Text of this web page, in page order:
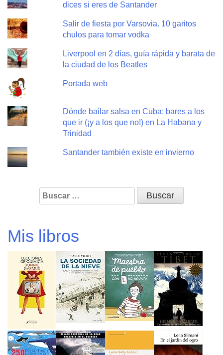
dices si eres de Santander
Salir de fiesta por Varsovia. 10 garitos
chulos para tomar vodka
Liverpool en 2 días, guía rápida y barata de
la ciudad de los Beatles
Portada web
Dónde bailar salsa en Cuba: bares a los
que ir (¡y a los que no!) en La Habana y
Trinidad
Santander también existe en invierno
Buscar:
Mis libros